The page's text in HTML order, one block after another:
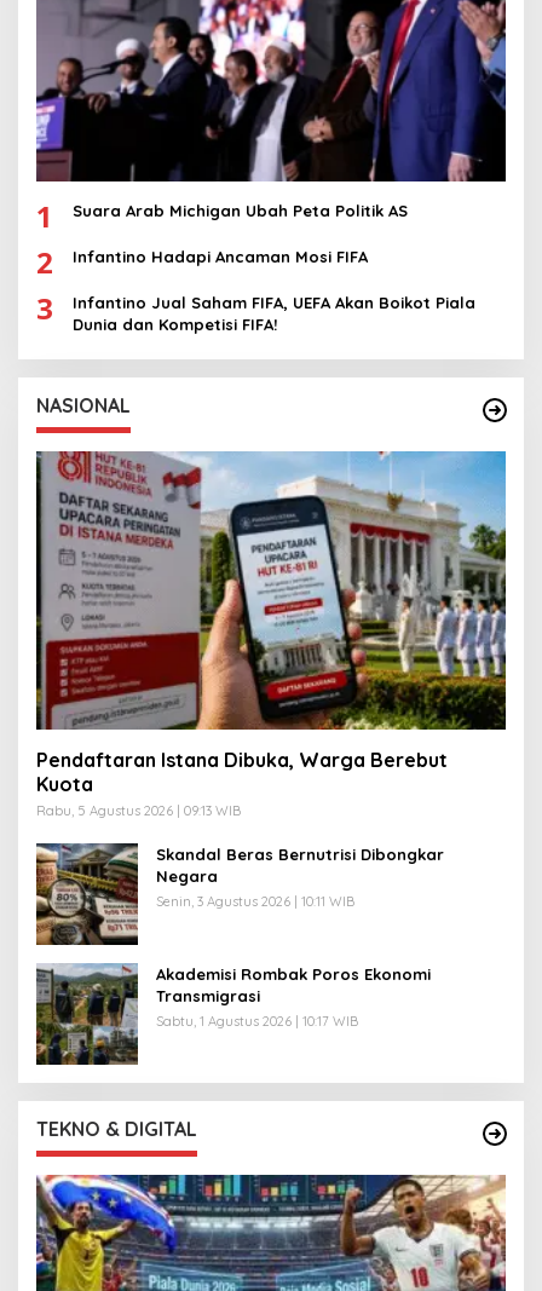
1 Suara Arab Michigan Ubah Peta Politik AS
2 Infantino Hadapi Ancaman Mosi FIFA
3
Infantino Jual Saham FIFA, UEFA Akan Boikot Piala
Dunia dan Kompetisi FIFA!
NASIONAL
Pendaftaran Istana Dibuka, Warga Berebut
Kuota
Rabu, 5 Agustus 2026 | 09:13 WIB
Skandal Beras Bernutrisi Dibongkar
Negara
Senin, 3 Agustus 2026 | 10:11 WIB
Akademisi Rombak Poros Ekonomi
Transmigrasi
Sabtu, 1 Agustus 2026 | 10:17 WIB
TEKNO & DIGITAL